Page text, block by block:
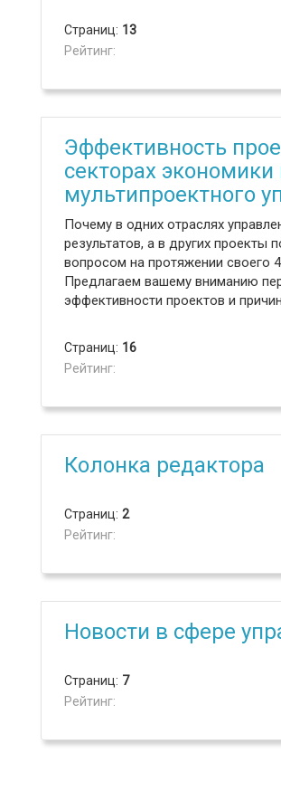
Страниц: 13
Рейтинг:
Эффективность
секторах
мультипроектного
Почему в одних отраслях
результатов, а в других проекты
вопросом на протяжении своего
Предлагаем вашему вниманию
эффективности проектов и
Страниц: 16
Рейтинг:
Колонка редактора
Страниц: 2
Рейтинг:
Новости в сфере
Страниц: 7
Рейтинг: